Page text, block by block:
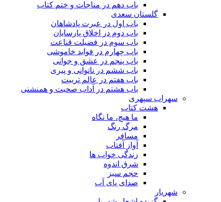
باب دهم در مناجات و ختم کتاب
گلستان سعدی
باب اول در عبرت پادشاهان
باب دوم در اخلاق پارسایان
باب سوم در فضیلت قناعت
باب چهارم در فواید خاموشى
باب پنجم در عشق و جوانى
باب ششم در ناتوانى و پیرى
باب هفتم در عالم تربیت
باب هشتم در آداب صحبت و همنشنى
سهراب سپهری
هشت کتاب
ما هیچ، ما نگاه
مرگ رنگ
مسافر
آواز آفتاب
زندگی خواب ها
شرق اندوه
حجم سبز
صدای پای آب
شهریار